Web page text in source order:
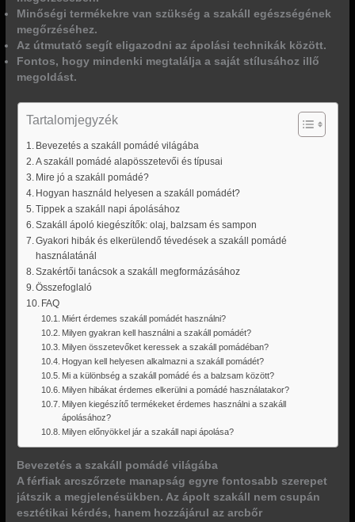
Minőségi termékekre van szükség a szakáll egészségének
megőrzéséhez.
Az útmutató segít eligazodni az ápolási technikák között.
Fontos, hogy mindenki megtalálja a saját stílusához illő
megoldást.
Tartalomjegyzék
Bevezetés a szakáll pomádé világába
A szakáll pomádé alapösszetevői és típusai
Mire jó a szakáll pomádé?
Hogyan használd helyesen a szakáll pomádét?
Tippek a szakáll napi ápolásához
Szakáll ápoló kiegészítők: olaj, balzsam és sampon
Gyakori hibák és elkerülendő tévedések a szakáll pomádé
használatánál
Szakértői tanácsok a szakáll megformázásához
Összefoglaló
FAQ
Miért érdemes szakáll pomádét használni?
Milyen gyakran kell használni a szakáll pomádét?
Milyen összetevőket keressek a szakáll pomádéban?
Hogyan kell helyesen alkalmazni a szakáll pomádét?
Mi a különbség a szakáll pomádé és a balzsam között?
Milyen hibákat érdemes elkerülni a pomádé használatakor?
Milyen kiegészítő termékeket érdemes használni a szakáll
ápolásához?
Milyen előnyökkel jár a szakáll napi ápolása?
Bevezetés a szakáll pomádé világába
A férfiak arcszőrzete manapság egyre fontosabb szerepet
játszik a megjelenésükben. Az ápolt szakáll nem csupán
esztétikai kérdés, hanem hozzájárul az arcbőr